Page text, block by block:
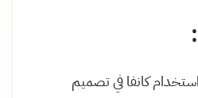
كانفا في تصميم